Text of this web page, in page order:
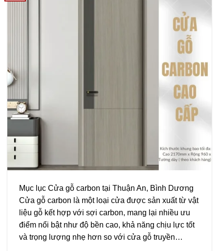
Mục lục Cửa gỗ carbon tại Thuận An, Bình Dương
Cửa gỗ carbon là một loại cửa được sản xuất từ vật
liệu gỗ kết hợp với sợi carbon, mang lại nhiều ưu
điểm nổi bật như độ bền cao, khả năng chịu lực tốt
và trọng lượng nhẹ hơn so với cửa gỗ truyền…